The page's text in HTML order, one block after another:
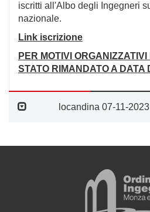
iscritti all'Albo degli Ingegneri
nazionale.
Link iscrizione
PER MOTIVI
STATO RIMANDATO A DATA
locandina 07-11-2023